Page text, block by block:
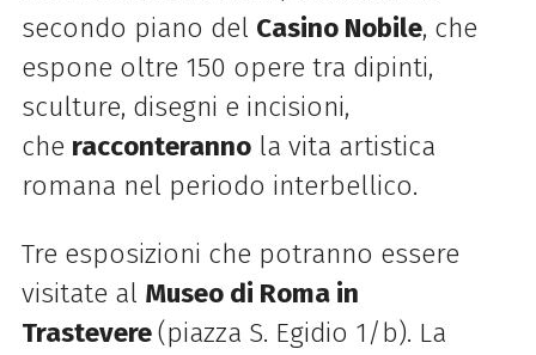
secondo piano del Casino Nobile, che
espone oltre 150 opere tra dipinti,
sculture, disegni e incisioni,
che racconterannola vita artistica
romana nel periodo interbellico.
Tre esposizioni che potranno essere
visitate al Museo di Romain
Trastevere(piazza S. Egidio 1/b). La